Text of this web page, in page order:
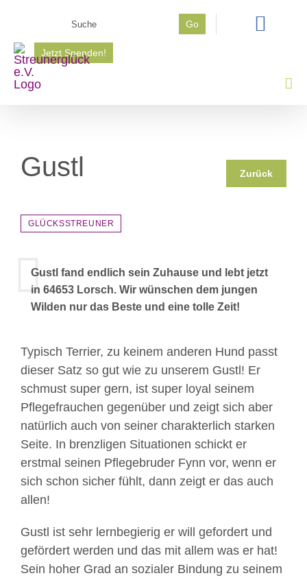
springen
Go
Jetzt Spenden!
Gustl Zurück
GLÜCKSSTREUNER
Gustl fand endlich sein Zuhause und lebt jetzt
in 64653 Lorsch. Wir wünschen dem jungen
Wilden nur das Beste und eine tolle Zeit!
Typisch Terrier, zu keinem anderen Hund passt
dieser Satz so gut wie zu unserem Gustl! Er
schmust super gern, ist super loyal seinem
Pflegefrauchen gegenüber und zeigt sich aber
natürlich auch von seiner charakterlich starken
Seite. In brenzligen Situationen schickt er
erstmal seinen Pflegebruder Fynn vor, wenn er
sich schon sicher fühlt, dann zeigt er das auch
allen!
Gustl ist sehr lernbegierig er will gefordert und
gefördert werden und das mit allem was er hat!
Sein hoher Grad an sozialer Bindung zu seinem